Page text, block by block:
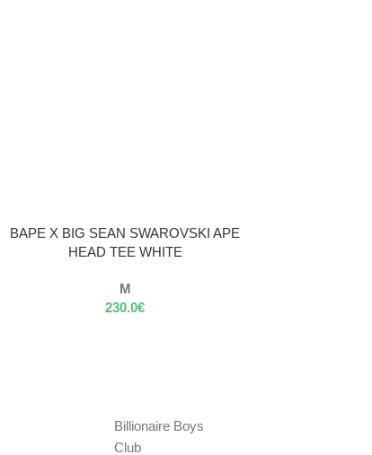
VÝBER MOŽNOSTÍ
BAPE X BIG SEAN SWAROVSKI APE
HEAD TEE WHITE
M
230.0€
Billionaire Boys
Club